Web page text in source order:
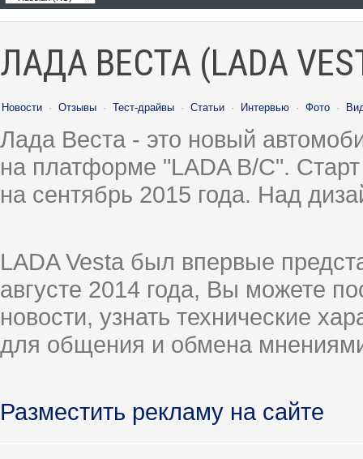
ЛАДА ВЕСТА (LADA
Новости · Отзывы · Тест-драйвы · Статьи · Интервью · Фото ·
Лада Веста - это новый
на платформе "LADA B/C".
на сентябрь 2015 года. Над
LADA Vesta был впервые
августе 2014 года, Вы можете
новости, узнать технические
для общения и обмена
Разместить рекламу на сайте